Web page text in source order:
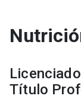
Título